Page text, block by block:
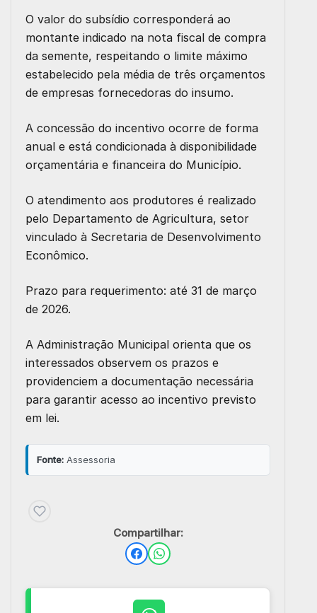
O valor do subsídio corresponderá ao
montante indicado na nota fiscal de compra
da semente, respeitando o limite máximo
estabelecido pela média de três orçamentos
de empresas fornecedoras do insumo.
A concessão do incentivo ocorre de forma
anual e está condicionada à disponibilidade
orçamentária e financeira do Município.
O atendimento aos produtores é realizado
pelo Departamento de Agricultura, setor
vinculado à Secretaria de Desenvolvimento
Econômico.
Prazo para requerimento: até 31 de março
de 2026.
A Administração Municipal orienta que os
interessados observem os prazos e
providenciem a documentação necessária
para garantir acesso ao incentivo previsto
em lei.
Fonte: Assessoria
Compartilhar: